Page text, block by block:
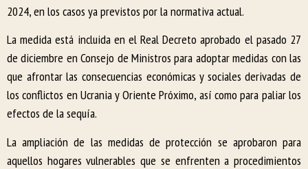
2024, en los casos ya previstos por la normativa actual.
La medida está incluida en el Real Decreto aprobado el pasado 27
de diciembre en Consejo de Ministros para adoptar medidas con las
que afrontar las consecuencias económicas y sociales derivadas de
los conflictos en Ucrania y Oriente Próximo, así como para paliar los
efectos de la sequía.
La ampliación de las medidas de protección se aprobaron para
aquellos hogares vulnerables que se enfrenten a procedimientos